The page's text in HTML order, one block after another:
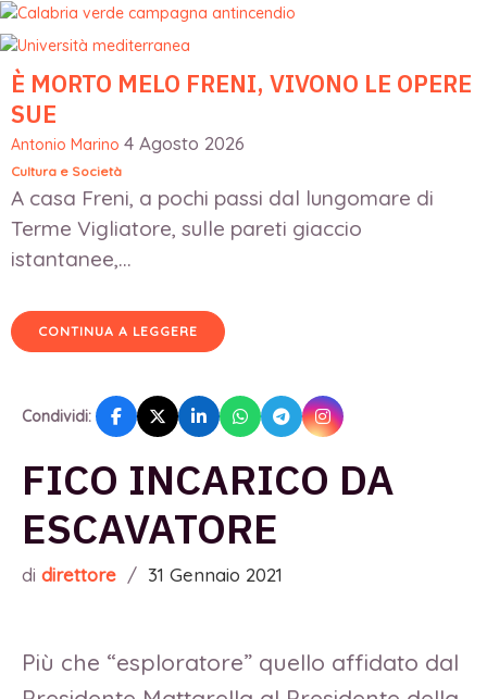
È MORTO MELO FRENI, VIVONO LE OPERE
SUE
Antonio Marino 4 Agosto 2026
Cultura e Società
A casa Freni, a pochi passi dal lungomare di
Terme Vigliatore, sulle pareti giaccio
istantanee,...
CONTINUA A LEGGERE
Condividi:
FICO INCARICO DA
ESCAVATORE
di direttore / 31 Gennaio 2021
Più che “esploratore” quello affidato dal